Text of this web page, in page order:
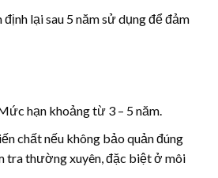
lại sau 5 năm sử dụng để đảm
hạn khoảng từ 3 – 5 năm.
chất nếu không bảo quản đúng
tra thường xuyên, đặc biệt ở môi